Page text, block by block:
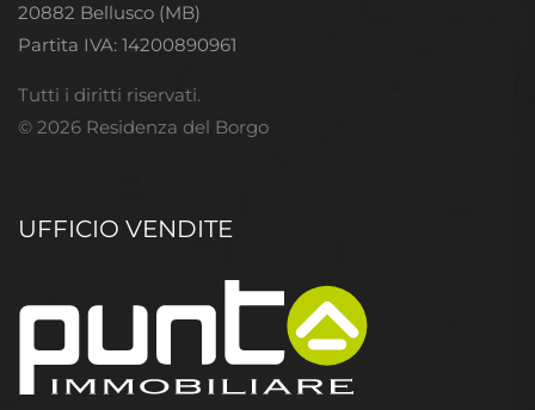
20882 Bellusco (MB)
Partita IVA: 14200890961
Tutti i diritti riservati.
© 2026 Residenza del Borgo
UFFICIO VENDITE